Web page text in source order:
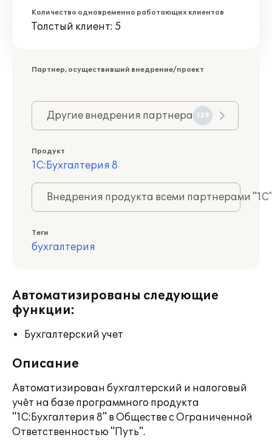
Количество одновременно работающих клиентов
Толстый клиент: 5
Партнер, осуществивший внедрение/проект
Другие внедрения партнера 139
Продукт
1С:Бухгалтерия 8
Внедрения продукта всеми партнерами
Теги
бухгалтерия
Автоматизированы следующие
функции:
Бухгалтерский учет
Описание
Автоматизирован бухгалтерский и налоговый
учёт на базе программного продукта
"1С:Бухгалтерия 8" в Обществе с Ограниченной
Ответственностью "Путь".